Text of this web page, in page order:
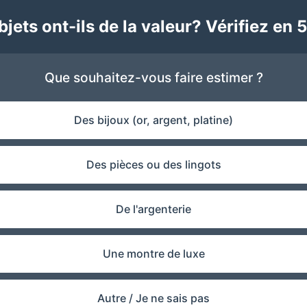
ont-ils de la valeur? Vérifiez en
Que souhaitez-vous faire estimer ?
Des bijoux (or, argent, platine)
Des pièces ou des lingots
De l'argenterie
Une montre de luxe
Autre / Je ne sais pas